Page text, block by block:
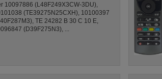
10097886 (L48F249X3CW-3DU),
(TE39275N25CXH), 10100397
TE 24282 B 30 C 10 E,
(D39F275N3), ...